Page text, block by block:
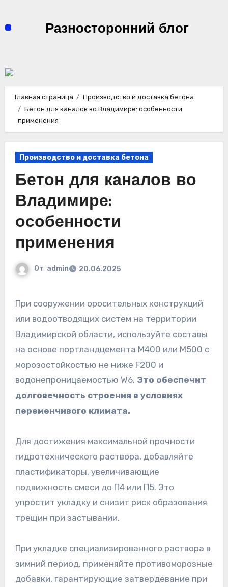
содержимомуРазносторонний блог
Главная страница
Производство и доставка бетона
Бетон для каналов во Владимире: особенности
применения
Производство и доставка бетона
Бетон для каналов во
Владимире:
особенности
применения
От admin 20.06.2025
При сооружении оросительных конструкций
или водоотводящих систем на территории
Владимирской области, используйте составы
на основе портландцемента М400 или М500 с
морозостойкостью не ниже F200 и
водонепроницаемостью W6. Это обеспечит
долговечность строения в условиях
переменчивого климата.
Для достижения максимальной прочности
гидротехнического раствора, добавляйте
пластификаторы, увеличивающие
подвижность смеси до П4 или П5. Это
упростит укладку и снизит риск образования
трещин при застывании.
При укладке специализированного раствора в
зимний период, применяйте противоморозные
добавки, гарантирующие затвердевание при